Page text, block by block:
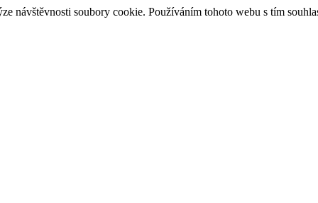
návštěvnosti soubory cookie. Používáním tohoto webu s tím